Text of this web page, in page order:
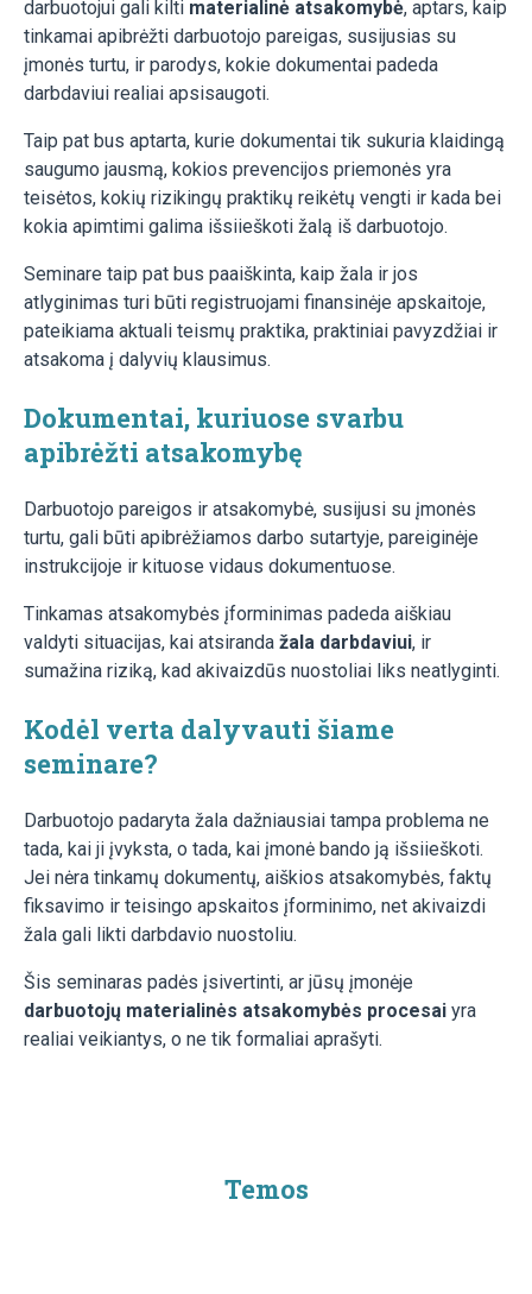
darbuotojui gali kilti materialinė atsakomybė, aptars, kaip
tinkamai apibrėžti darbuotojo pareigas, susijusias su
įmonės turtu, ir parodys, kokie dokumentai padeda
darbdaviui realiai apsisaugoti.
Taip pat bus aptarta, kurie dokumentai tik sukuria klaidingą
saugumo jausmą, kokios prevencijos priemonės yra
teisėtos, kokių rizikingų praktikų reikėtų vengti ir kada bei
kokia apimtimi galima išsiieškoti žalą iš darbuotojo.
Seminare taip pat bus paaiškinta, kaip žala ir jos
atlyginimas turi būti registruojami finansinėje apskaitoje,
pateikiama aktuali teismų praktika, praktiniai pavyzdžiai ir
atsakoma į dalyvių klausimus.
Dokumentai, kuriuose svarbu
apibrėžti atsakomybę
Darbuotojo pareigos ir atsakomybė, susijusi su įmonės
turtu, gali būti apibrėžiamos darbo sutartyje, pareiginėje
instrukcijoje ir kituose vidaus dokumentuose.
Tinkamas atsakomybės įforminimas padeda aiškiau
valdyti situacijas, kai atsiranda žala darbdaviui, ir
sumažina riziką, kad akivaizdūs nuostoliai liks neatlyginti.
Kodėl verta dalyvauti šiame
seminare?
Darbuotojo padaryta žala dažniausiai tampa problema ne
tada, kai ji įvyksta, o tada, kai įmonė bando ją išsiieškoti.
Jei nėra tinkamų dokumentų, aiškios atsakomybės, faktų
fiksavimo ir teisingo apskaitos įforminimo, net akivaizdi
žala gali likti darbdavio nuostoliu.
Šis seminaras padės įsivertinti, ar jūsų įmonėje
darbuotojų materialinės atsakomybės procesai yra
realiai veikiantys, o ne tik formaliai aprašyti.
Temos